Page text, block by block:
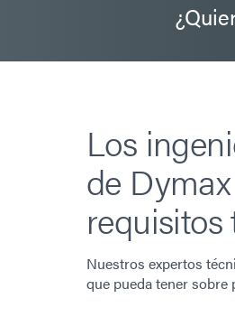
Los
de
requisitos
Nuestros expertos
que pueda tener